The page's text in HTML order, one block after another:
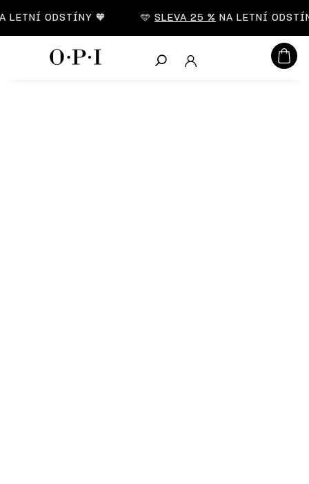
ODSTÍNY 🧡 🩵SLEVA 25 %NA LETNÍCZK
Hledat